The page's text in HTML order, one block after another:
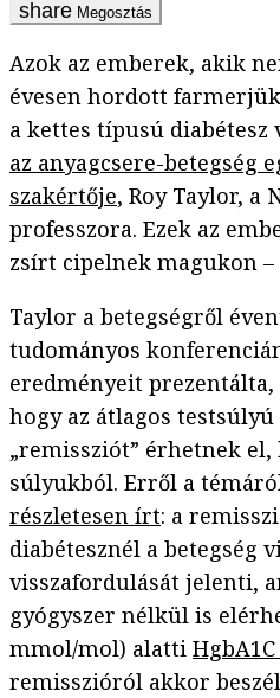
Megosztás
Azok az emberek, akik
évesen hordott
a kettes típusú diabétesz
az anyagcsere-betegség
szakértője, Roy Taylor, a
professzora. Ezek az
zsírt cipelnek magukon –
Taylor a betegségről
tudományos
eredményeit
hogy az átlagos
„remissziót” érhetnek el,
súlyukból. Erről a
részletesen írt: a
diabétesznél a betegség
visszafordulását jelenti,
gyógyszer nélkül is
mmol/mol) alatti
remisszióról akkor